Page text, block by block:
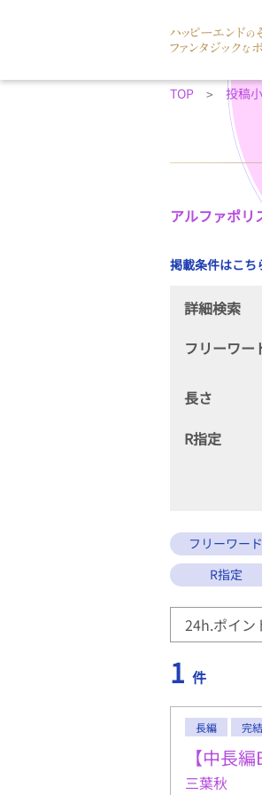
TOP 投稿
アルファポリ
掲載条件はこち
詳細検索
フリーワー
長さ
R指定
フリーワード
R指定
1 件
長編 完結
【中長
三葉秋